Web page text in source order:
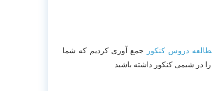
دروس کنکور
جمع آوری کردیم که شما
را در شیمی کنکور داشته باشید